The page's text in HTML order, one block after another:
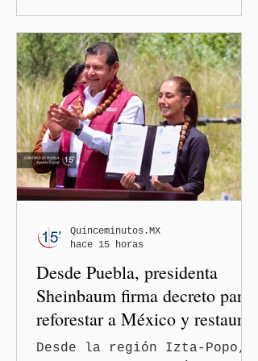
normalicen las
descalificaciones, amenazas
y mecanismos de presión
contra periodistas, al
señalar que la libertad de
expresión puede debilitarse
de manera gradual hasta
convertirse en una
restricción al ejercicio
informativo.
Desde Puebla, presidenta
Sheinbaum firma decreto para
reforestar a México y restaurar
ecosistemas
Desde la región Izta-Popo,
Quinceminutos.MX
hace 15 horas